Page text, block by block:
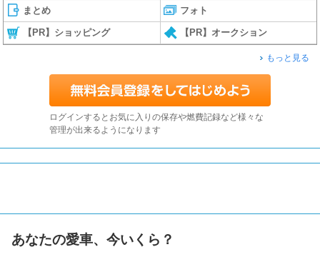
まとめ フォト
【PR】ショッピング 【PR】オークション
もっと見る
ログインするとお気に入りの保存や燃費記録など様々な
管理が出来るようになります
あなたの愛車、今いくら？